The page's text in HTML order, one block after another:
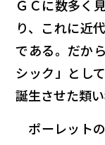
ＧＣに数多く
り、これに近
である。だか
シック」とし
誕生させた類
ポーレット